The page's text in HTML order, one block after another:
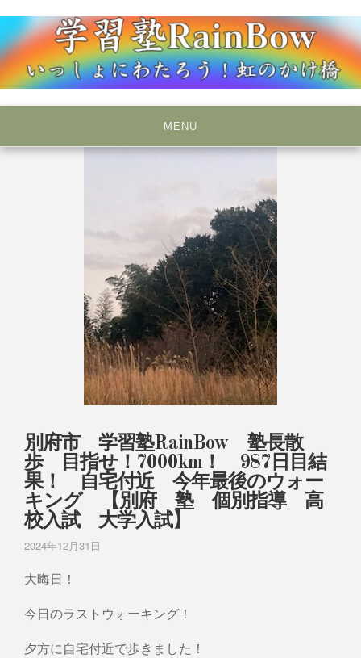
to
content
学習塾RainBow
MENU
別府市 学習塾RainBow 塾長散
歩 目指せ！7000km！ 987日目結
果！ 自宅付近 今年最後のウォー
キング 【別府 塾 個別指導 高
校入試 大学入試】
2024年12月31日
大晦日！
今日のラストウォーキング！
夕方に自宅付近で歩きました！